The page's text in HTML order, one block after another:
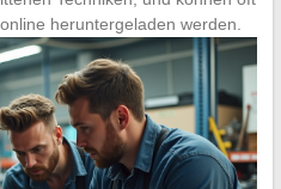
heruntergeladen werden.